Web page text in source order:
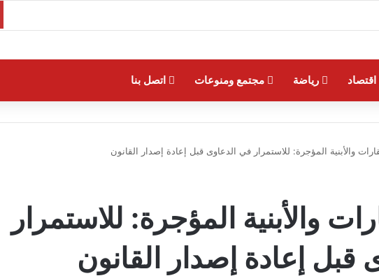
اقتصاد رياضة مجتمع ومنوعات اتصل بنا
والأبنية المؤجرة: للاستمرار في الدعاوى قبل إعادة إصدار القانون
والأبنية المؤجرة: للاستمرار
قبل إعادة إصدار القانون